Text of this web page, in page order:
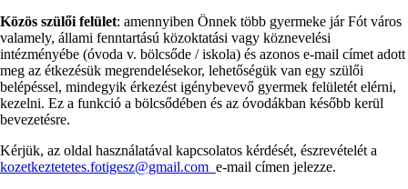
Közös szülői felület: amennyiben Önnek több gyermeke jár Fót város
valamely, állami fenntartású közoktatási ­vagy köznevelési
intézményébe (óvoda v. bölcsőde / iskola) és azonos e-mail címet adott
meg az étkezésük megrendelésekor, lehetőségük van egy szülői
belépéssel, mindegyik érkezést igénybevevő gyermek felületét elérni,
kezelni. Ez a funkció a bölcsődében és az óvodákban később kerül
bevezetésre.
Kérjük, az oldal használatával kapcsolatos kérdését, észrevételét a
kozetkeztetetes.fotigesz@gmail.com e-mail címen jelezze.